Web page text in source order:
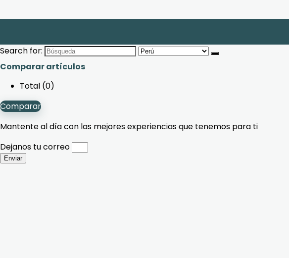
Search for:
Comparar artículos
Total (0)
Comparar
Mantente al día con las mejores experiencias que tenemos para ti
Dejanos tu correo
Enviar